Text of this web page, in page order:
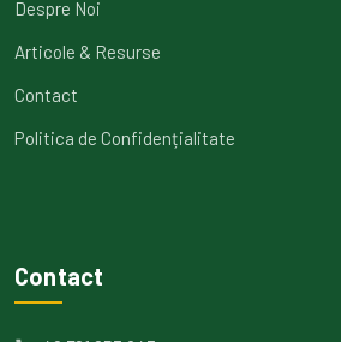
Despre Noi
Articole & Resurse
Contact
Politica de Confidențialitate
Contact